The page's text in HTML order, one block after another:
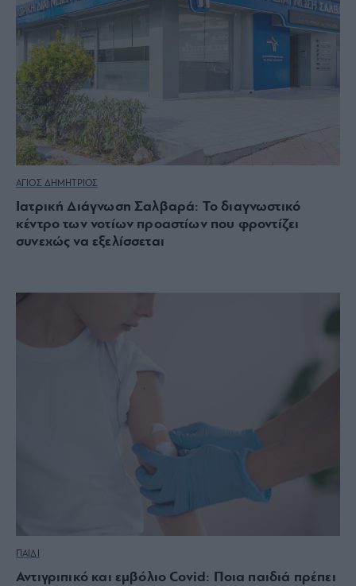
ΑΓΙΟΣ ΔΗΜΗΤΡΙΟΣ
Ιατρική Διάγνωση Σαλβαρά: Το διαγνωστικό
κέντρο των νοτίων προαστίων που φροντίζει
συνεχώς να εξελίσσεται
ΠΑΙΔΙ
Αντιγριπικό και εμβόλιο Covid: Ποια παιδιά πρέπει